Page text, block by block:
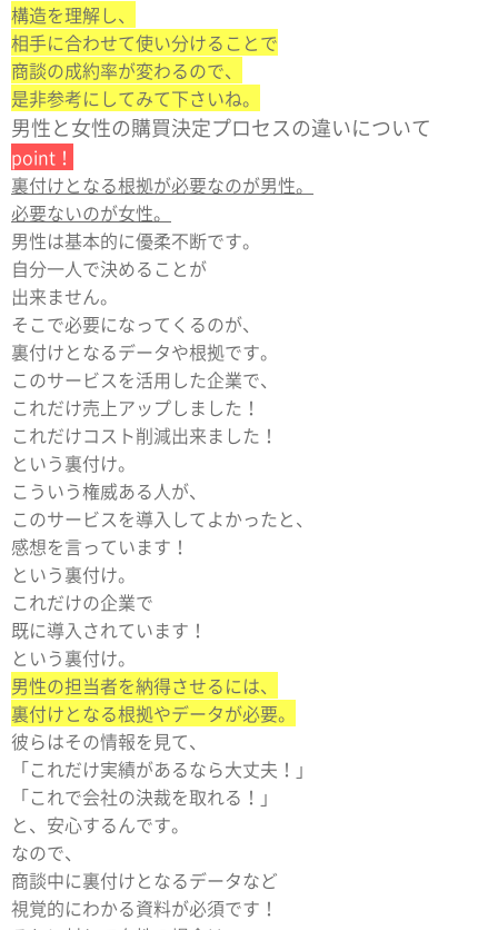
構造を理解し、
相手に合わせて使い分けることで
商談の成約率が変わるので、
是非参考にしてみて下さいね。
男性と女性の購買決定プロセスの違いについて
point！
裏付けとなる根拠が必要なのが男性。
必要ないのが女性。
男性は基本的に優柔不断です。
自分一人で決めることが
出来ません。
そこで必要になってくるのが、
裏付けとなるデータや根拠です。
このサービスを活用した企業で、
これだけ売上アップしました！
これだけコスト削減出来ました！
という裏付け。
こういう権威ある人が、
このサービスを導入してよかったと、
感想を言っています！
という裏付け。
これだけの企業で
既に導入されています！
という裏付け。
男性の担当者を納得させるには、
裏付けとなる根拠やデータが必要。
彼らはその情報を見て、
「これだけ実績があるなら大丈夫！」
「これで会社の決裁を取れる！」
と、安心するんです。
なので、
商談中に裏付けとなるデータなど
視覚的にわかる資料が必須です！